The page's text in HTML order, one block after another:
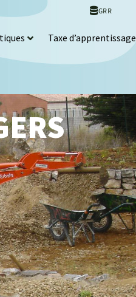
GRR
Taxe d’apprentissage